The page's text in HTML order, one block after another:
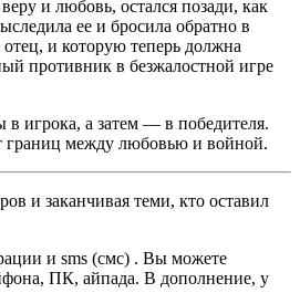
и любовь, остался позади, как
ее и бросила обратно в
и которую теперь должна
противник в безжалостной игре
игрока, а затем — в победителя.
границ между любовью и войной.
и заканчивая теми, кто оставил
и sms (смс) . Вы можете
ПК, айпада. В дополнение, у